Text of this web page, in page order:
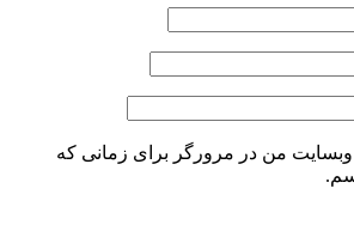
وبسایت من در مرورگر برای زمانی که